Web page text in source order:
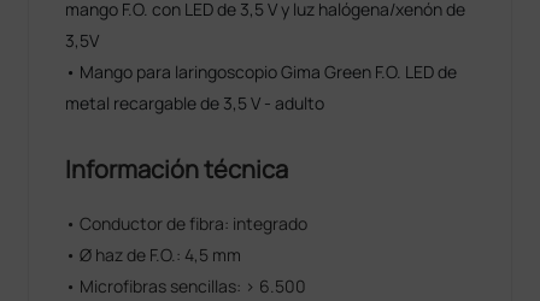
mango F.O. con LED de 3,5 V y luz halógena/xenón de
3,5V
• Mango para laringoscopio Gima Green F.O. LED de
metal recargable de 3,5 V - adulto
Información técnica
• Conductor de fibra: integrado
• Ø haz de F.O.: 4,5 mm
• Microfibras sencillas: > 6.500